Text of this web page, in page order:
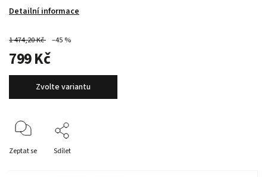
Detailní informace
1 474,20 Kč –45 %
799 Kč
Zvolte variantu
Zeptat se Sdílet